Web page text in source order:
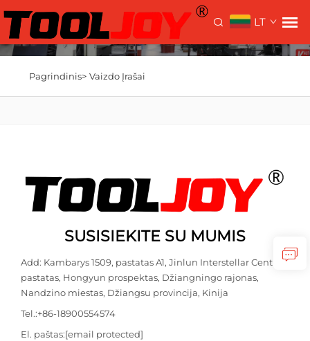
LT
Pagrindinis> Vaizdo Įrašai
SUSISIEKITE SU MUMIS
Add: Kambarys 1509, pastatas A1, Jinlun Interstellar Centro
pastatas, Hongyun prospektas, Džiangningo rajonas,
Nandzino miestas, Džiangsu provincija, Kinija
Tel.:+86-18900554574
El. paštas:[email protected]